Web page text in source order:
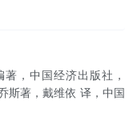
，中国经济出版社，
斯著，戴维依 译，中国
》，(美)哥乔斯著，戴